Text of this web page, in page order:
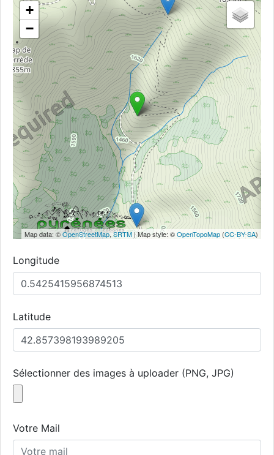
+
−
Map data: ©OpenStreetMap,SRTM | Map style: ©OpenTopoMap(CC-BY-SA)
Longitude
Latitude
Sélectionner des images à uploader (PNG, JPG)
Votre Mail